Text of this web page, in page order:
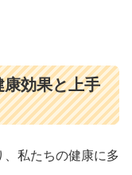
効果と上手
私たちの健康に多